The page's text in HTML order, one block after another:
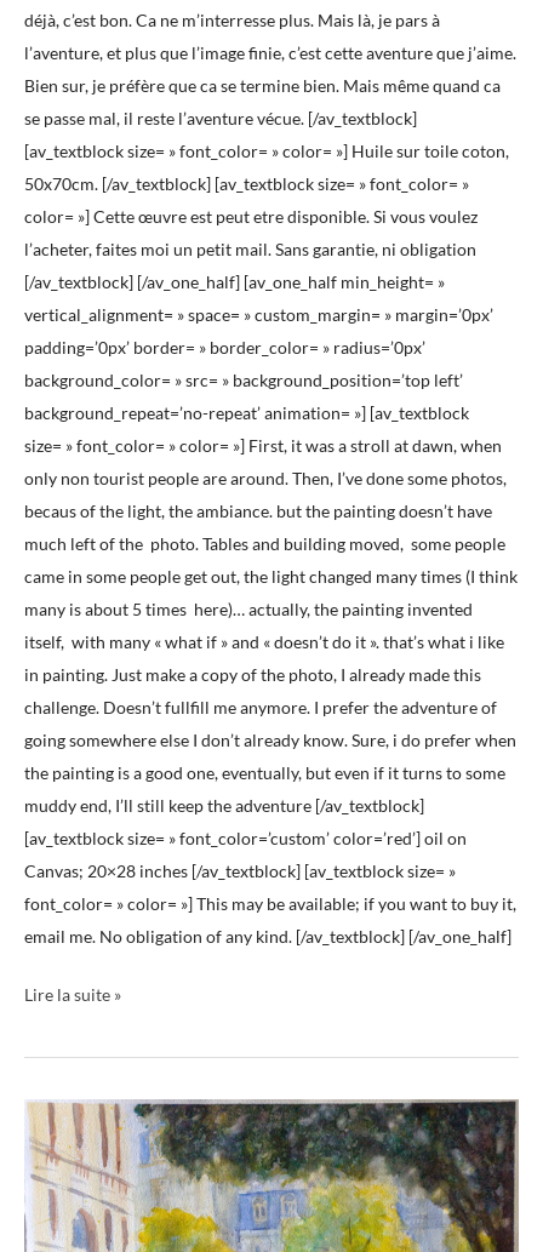
déjà, c’est bon. Ca ne m’interresse plus. Mais là, je pars à
l’aventure, et plus que l’image finie, c’est cette aventure que j’aime.
Bien sur, je préfère que ca se termine bien. Mais même quand ca
se passe mal, il reste l’aventure vécue. [/av_textblock]
[av_textblock size= » font_color= » color= »] Huile sur toile coton,
50x70cm. [/av_textblock] [av_textblock size= » font_color= »
color= »] Cette œuvre est peut etre disponible. Si vous voulez
l’acheter, faites moi un petit mail. Sans garantie, ni obligation
[/av_textblock] [/av_one_half] [av_one_half min_height= »
vertical_alignment= » space= » custom_margin= » margin=’0px’
padding=’0px’ border= » border_color= » radius=’0px’
background_color= » src= » background_position=’top left’
background_repeat=’no-repeat’ animation= »] [av_textblock
size= » font_color= » color= »] First, it was a stroll at dawn, when
only non tourist people are around. Then, I’ve done some photos,
becaus of the light, the ambiance. but the painting doesn’t have
much left of the photo. Tables and building moved, some people
came in some people get out, the light changed many times (I think
many is about 5 times here)… actually, the painting invented
itself, with many « what if » and « doesn’t do it ». that’s what i like
in painting. Just make a copy of the photo, I already made this
challenge. Doesn’t fullfill me anymore. I prefer the adventure of
going somewhere else I don’t already know. Sure, i do prefer when
the painting is a good one, eventually, but even if it turns to some
muddy end, I’ll still keep the adventure [/av_textblock]
[av_textblock size= » font_color=’custom’ color=’red’] oil on
Canvas; 20×28 inches [/av_textblock] [av_textblock size= »
font_color= » color= »] This may be available; if you want to buy it,
email me. No obligation of any kind. [/av_textblock] [/av_one_half]
Lire la suite »
Filles
de
Tourny